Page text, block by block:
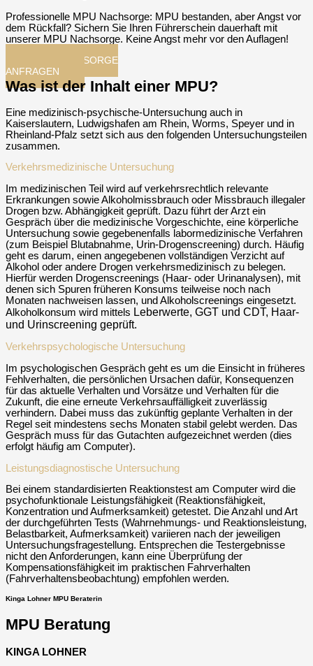
Professionelle MPU Nachsorge: MPU bestanden, aber Angst vor
dem Rückfall? Sichern Sie Ihren Führerschein dauerhaft mit
unserer MPU Nachsorge. Keine Angst mehr vor den Auflagen!
MPU-NACHSORGE
ANFRAGEN​
Was ist der Inhalt einer MPU?
Eine medizinisch-psychische-Untersuchung auch in
Kaiserslautern, Ludwigshafen am Rhein, Worms, Speyer und in
Rheinland-Pfalz setzt sich aus den folgenden Untersuchungsteilen
zusammen.
Verkehrsmedizinische Untersuchung
Im medizinischen Teil wird auf verkehrsrechtlich relevante
Erkrankungen sowie Alkoholmissbrauch oder Missbrauch illegaler
Drogen bzw. Abhängigkeit geprüft. Dazu führt der Arzt ein
Gespräch über die medizinische Vorgeschichte, eine körperliche
Untersuchung sowie gegebenenfalls labormedizinische Verfahren
(zum Beispiel Blutabnahme, Urin-Drogenscreening) durch. Häufig
geht es darum, einen angegebenen vollständigen Verzicht auf
Alkohol oder andere Drogen verkehrsmedizinisch zu belegen.
Hierfür werden Drogenscreenings (Haar- oder Urinanalysen), mit
denen sich Spuren früheren Konsums teilweise noch nach
Monaten nachweisen lassen, und Alkoholscreenings eingesetzt.
Alkoholkonsum wird mittels Leberwerte, GGT und CDT, Haar-
und Urinscreening geprüft.
Verkehrspsychologische Untersuchung
Im psychologischen Gespräch geht es um die Einsicht in früheres
Fehlverhalten, die persönlichen Ursachen dafür, Konsequenzen
für das aktuelle Verhalten und Vorsätze und Verhalten für die
Zukunft, die eine erneute Verkehrsauffälligkeit zuverlässig
verhindern. Dabei muss das zukünftig geplante Verhalten in der
Regel seit mindestens sechs Monaten stabil gelebt werden. Das
Gespräch muss für das Gutachten aufgezeichnet werden (dies
erfolgt häufig am Computer).
Leistungsdiagnostische Untersuchung
Bei einem standardisierten Reaktionstest am Computer wird die
psychofunktionale Leistungsfähigkeit (Reaktionsfähigkeit,
Konzentration und Aufmerksamkeit) getestet. Die Anzahl und Art
der durchgeführten Tests (Wahrnehmungs- und Reaktionsleistung,
Belastbarkeit, Aufmerksamkeit) variieren nach der jeweiligen
Untersuchungsfragestellung. Entsprechen die Testergebnisse
nicht den Anforderungen, kann eine Überprüfung der
Kompensationsfähigkeit im praktischen Fahrverhalten
(Fahrverhaltensbeobachtung) empfohlen werden.
Kinga Lohner MPU Beraterin
MPU Beratung
KINGA LOHNER